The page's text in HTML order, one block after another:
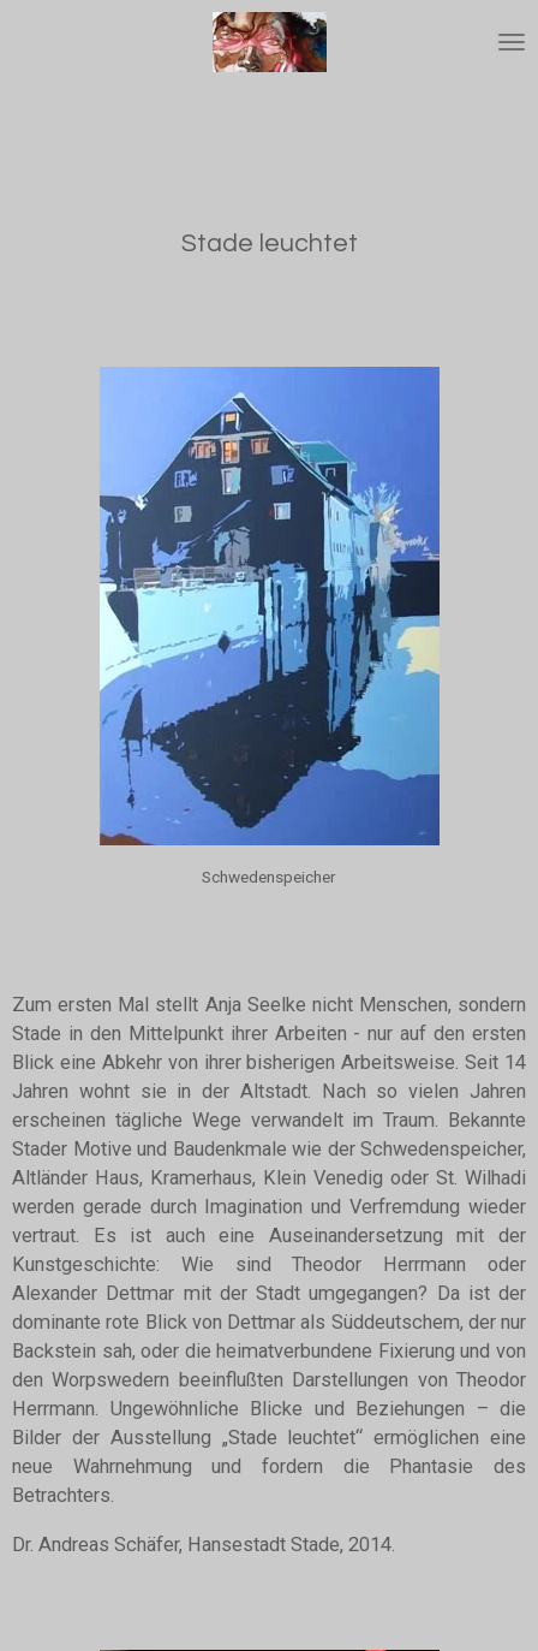
Stade leuchtet
Schwedenspeicher
Zum ersten Mal stellt Anja Seelke nicht Menschen, sondern
Stade in den Mittelpunkt ihrer Arbeiten - nur auf den ersten
Blick eine Abkehr von ihrer bisherigen Arbeitsweise. Seit 14
Jahren wohnt sie in der Altstadt. Nach so vielen Jahren
erscheinen tägliche Wege verwandelt im Traum. Bekannte
Stader Motive und Baudenkmale wie der Schwedenspeicher,
Altländer Haus, Kramerhaus, Klein Venedig oder St. Wilhadi
werden gerade durch Imagination und Verfremdung wieder
vertraut. Es ist auch eine Auseinandersetzung mit der
Kunstgeschichte: Wie sind Theodor Herrmann oder
Alexander Dettmar mit der Stadt umgegangen? Da ist der
dominante rote Blick von Dettmar als Süddeutschem, der nur
Backstein sah, oder die heimatverbundene Fixierung und von
den Worpswedern beeinflußten Darstellungen von Theodor
Herrmann. Ungewöhnliche Blicke und Beziehungen – die
Bilder der Ausstellung „Stade leuchtet“ ermöglichen eine
neue Wahrnehmung und fordern die Phantasie des
Betrachters.
Dr. Andreas Schäfer, Hansestadt Stade, 2014.